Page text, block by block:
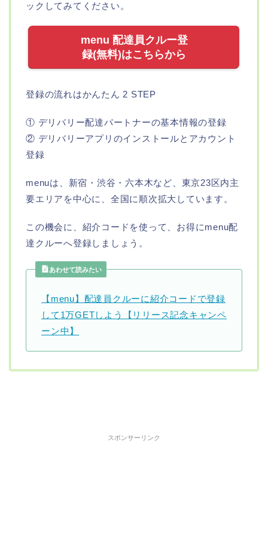
ックしてみてください。
menu 配達員クルー登
録(無料)はこちらから
登録の流れはかんたん 2 STEP
① デリバリー配達パートナーの基本情報の登録
② デリバリーアプリのインストールとアカウント
登録
menuは、新宿・渋谷・六本木など、東京23区内主
要エリアを中心に、全国に順次拡大しています。
この機会に、紹介コードを使って、お得にmenu配
達クルーへ登録しましょう。
あわせて読みたい
【menu】配達員クルーに紹介コードで登録
して1万GETしよう【リリース記念キャンペ
ーン中】
スポンサーリンク